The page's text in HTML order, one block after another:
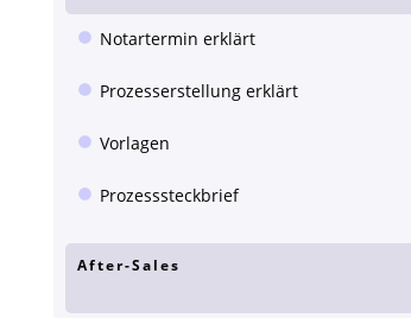
Notartermin erklärt
Prozesserstellung erklärt
Vorlagen
Prozesssteckbrief
After-Sales